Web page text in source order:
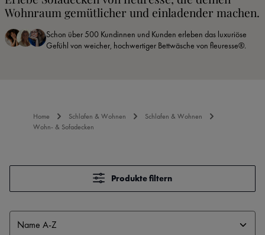
Wohnraum gemütlicher und einladender machen.
Schon über 500 Kundinnen und Kunden erleben das luxuriöse
Gefühl von weicher, hochwertiger Bettwäsche von fleuresse®.
Home Schlafen & Wohnen
Schlafen & Wohnen
Wohn- & Sofadecken
Produkte filtern